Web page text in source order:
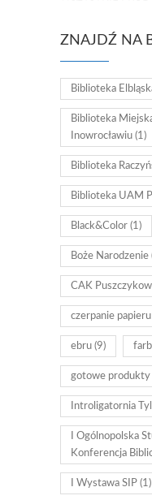
ZNAJDŹ NA
Biblioteka
Biblioteka
Inowrocławiu (1)
Biblioteka
Biblioteka UAM
Black&Color (1)
Boże Narodzenie
CAK
czerpanie papieru
ebru (9)
gotowe produkty
Introligatornia
I Ogólnopolska
Konferencja
I Wystawa SIP (1)